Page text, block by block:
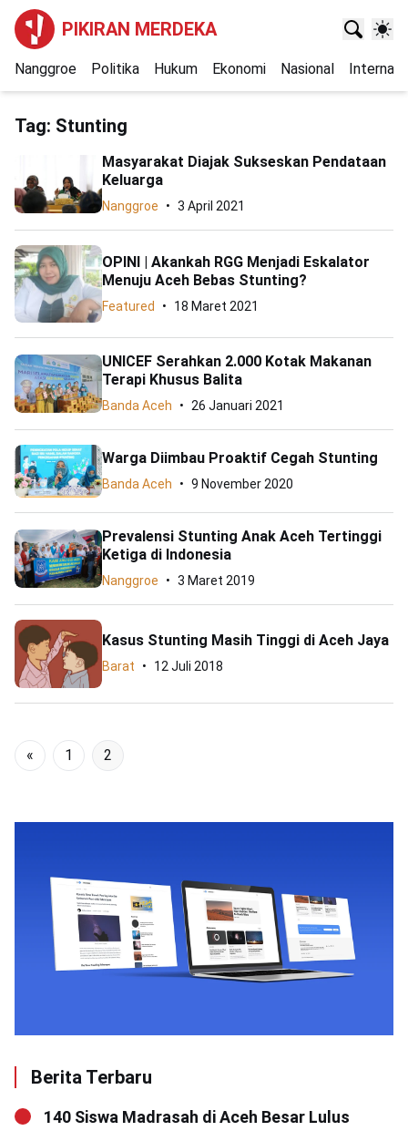
PIKIRAN MERDEKA
Nanggroe Politika Hukum Ekonomi Nasional
Tag: Stunting
Masyarakat Diajak Sukseskan Pendataan
Keluarga
Nanggroe 3 April 2021
OPINI | Akankah RGG Menjadi Eskalator
Menuju Aceh Bebas Stunting?
Featured 18 Maret 2021
UNICEF Serahkan 2.000 Kotak Makanan
Terapi Khusus Balita
Banda Aceh 26 Januari 2021
Warga Diimbau Proaktif Cegah Stunting
Banda Aceh 9 November 2020
Prevalensi Stunting Anak Aceh Tertinggi
Ketiga di Indonesia
Nanggroe 3 Maret 2019
Kasus Stunting Masih Tinggi di Aceh Jaya
Barat 12 Juli 2018
« 1 2
Berita Terbaru
140 Siswa Madrasah di Aceh Besar Lulus